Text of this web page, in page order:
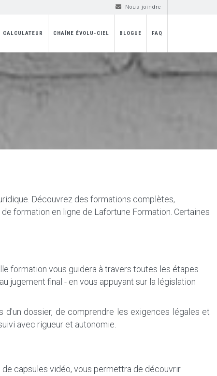
Nous joindre
CALCULATEUR CHAÎNE ÉVOLU-CIEL BLOGUE FAQ
Découvrez des formations complètes,
formation en ligne de Lafortune Formation. Certaines
formation vous guidera à travers toutes les étapes
jugement final - en vous appuyant sur la législation
dossier, de comprendre les exigences légales et
avec rigueur et autonomie.
capsules vidéo, vous permettra de découvrir